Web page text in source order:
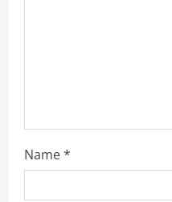
g
Name*